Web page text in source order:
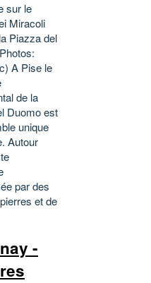
sur le
Miracoli
Piazza del
A Pise le
de la
Duomo est
unique
Autour
par des
et de
-